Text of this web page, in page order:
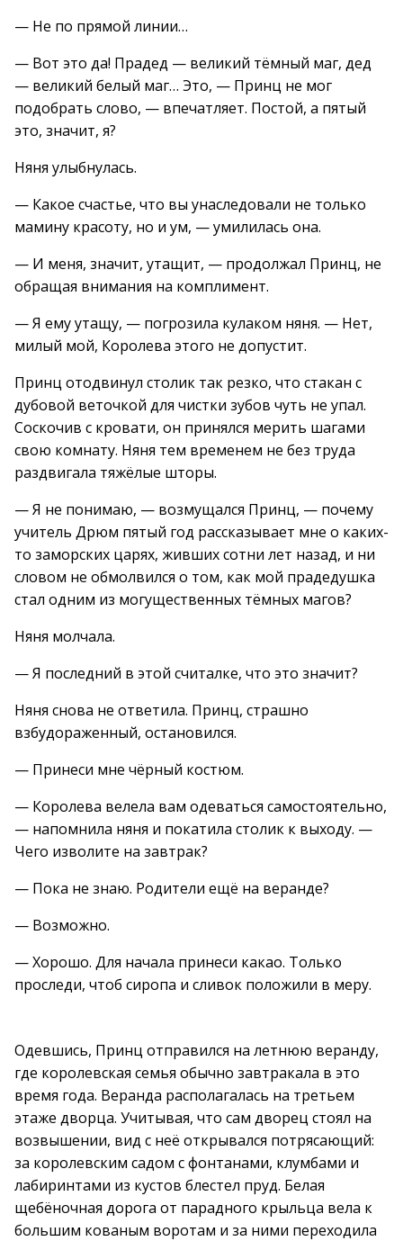
— Не по прямой линии…
— Вот это да! Прадед — великий тёмный маг, дед
— великий белый маг… Это, — Принц не мог
подобрать слово, — впечатляет. Постой, а пятый
это, значит, я?
Няня улыбнулась.
— Какое счастье, что вы унаследовали не только
мамину красоту, но и ум, — умилилась она.
— И меня, значит, утащит, — продолжал Принц, не
обращая внимания на комплимент.
— Я ему утащу, — погрозила кулаком няня. — Нет,
милый мой, Королева этого не допустит.
Принц отодвинул столик так резко, что стакан с
дубовой веточкой для чистки зубов чуть не упал.
Соскочив с кровати, он принялся мерить шагами
свою комнату. Няня тем временем не без труда
раздвигала тяжёлые шторы.
— Я не понимаю, — возмущался Принц, — почему
учитель Дрюм пятый год рассказывает мне о каких-
то заморских царях, живших сотни лет назад, и ни
словом не обмолвился о том, как мой прадедушка
стал одним из могущественных тёмных магов?
Няня молчала.
— Я последний в этой считалке, что это значит?
Няня снова не ответила. Принц, страшно
взбудораженный, остановился.
— Принеси мне чёрный костюм.
— Королева велела вам одеваться самостоятельно,
— напомнила няня и покатила столик к выходу. —
Чего изволите на завтрак?
— Пока не знаю. Родители ещё на веранде?
— Возможно.
— Хорошо. Для начала принеси какао. Только
проследи, чтоб сиропа и сливок положили в меру.
Одевшись, Принц отправился на летнюю веранду,
где королевская семья обычно завтракала в это
время года. Веранда располагалась на третьем
этаже дворца. Учитывая, что сам дворец стоял на
возвышении, вид с неё открывался потрясающий:
за королевским садом с фонтанами, клумбами и
лабиринтами из кустов блестел пруд. Белая
щебёночная дорога от парадного крыльца вела к
большим кованым воротам и за ними переходила